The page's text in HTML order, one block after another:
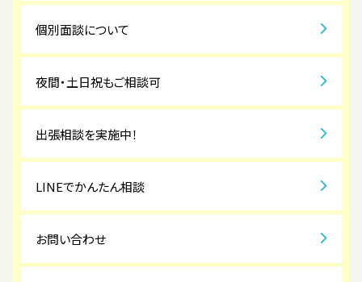
個別面談について
夜間・土日祝もご相談可
出張相談を実施中！
LINEでかんたん相談
お問い合わせ